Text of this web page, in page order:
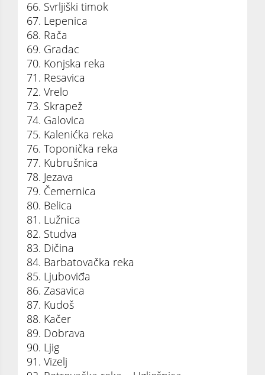
66. Svrljiški timok
67. Lepenica
68. Rača
69. Gradac
70. Konjska reka
71. Resavica
72. Vrelo
73. Skrapež
74. Galovica
75. Kalenićka reka
76. Toponička reka
77. Kubrušnica
78. Jezava
79. Čemernica
80. Belica
81. Lužnica
82. Studva
83. Dičina
84. Barbatovačka reka
85. Ljuboviđa
86. Zasavica
87. Kudoš
88. Kačer
89. Dobrava
90. Ljig
91. Vizelj